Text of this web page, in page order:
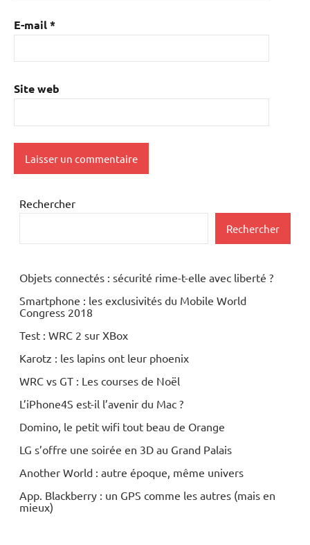
E-mail*
Site web
Rechercher
Rechercher
Objets connectés : sécurité rime-t-elle avec liberté ?
Smartphone : les exclusivités du Mobile World
Congress 2018
Test : WRC 2 sur XBox
Karotz : les lapins ont leur phoenix
WRC vs GT : Les courses de Noël
L’iPhone4S est-il l’avenir du Mac ?
Domino, le petit wifi tout beau de Orange
LG s’offre une soirée en 3D au Grand Palais
Another World : autre époque, même univers
App. Blackberry : un GPS comme les autres (mais en
mieux)